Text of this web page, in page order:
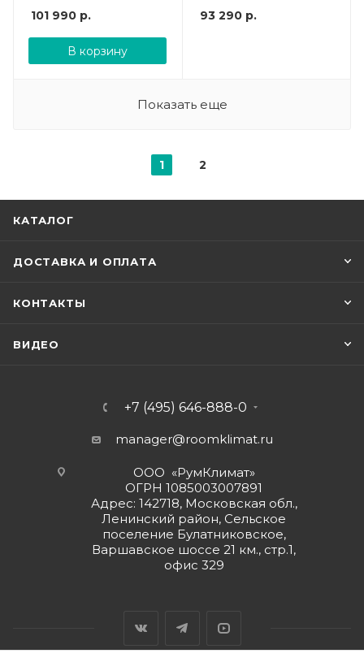
101 990 р.
В корзину
93 290р.
Показать еще
1 2
КАТАЛОГ
ДОСТАВКА И ОПЛАТА
КОНТАКТЫ
ВИДЕО
+7 (495) 646-888-0
manager@roomklimat.ru
ООО «РумКлимат»
ОГРН 1085003007891
Адрес: 142718, Московская обл.,
Ленинский район, Сельское
поселение Булатниковское,
Варшавское шоссе 21 км., стр.1,
офис 329